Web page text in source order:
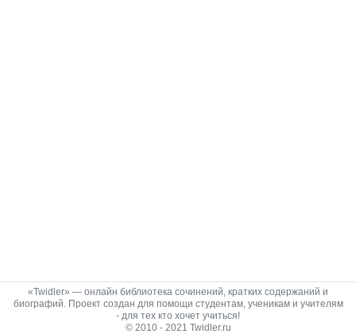
«Twidler» — онлайн библиотека сочинений, кратких содержаний и
биографий. Проект создан для помощи студентам, ученикам и учителям
- для тех кто хочет учиться!
© 2010 - 2021 Twidler.ru